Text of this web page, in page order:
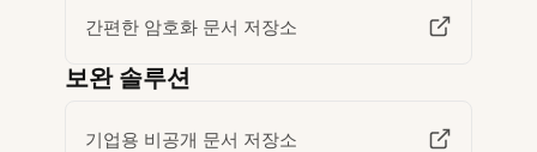
간편한 암호화 문서 저장소
보완 솔루션
기업용 비공개 문서 저장소